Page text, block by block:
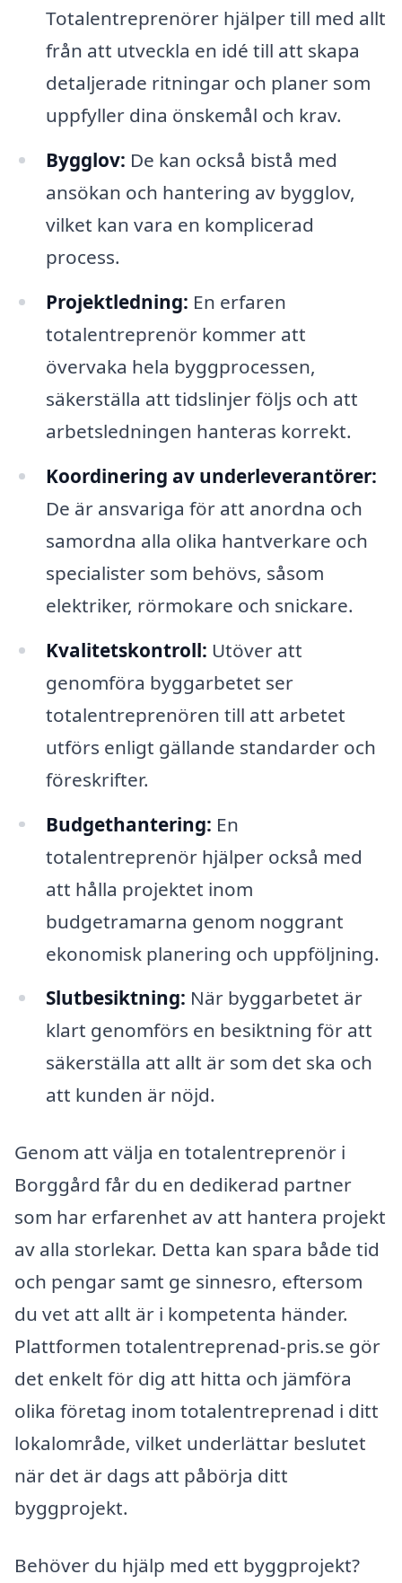
Totalentreprenörer hjälper till med allt
från att utveckla en idé till att skapa
detaljerade ritningar och planer som
uppfyller dina önskemål och krav.
Bygglov: De kan också bistå med
ansökan och hantering av bygglov,
vilket kan vara en komplicerad
process.
Projektledning: En erfaren
totalentreprenör kommer att
övervaka hela byggprocessen,
säkerställa att tidslinjer följs och att
arbetsledningen hanteras korrekt.
Koordinering av underleverantörer:
De är ansvariga för att anordna och
samordna alla olika hantverkare och
specialister som behövs, såsom
elektriker, rörmokare och snickare.
Kvalitetskontroll: Utöver att
genomföra byggarbetet ser
totalentreprenören till att arbetet
utförs enligt gällande standarder och
föreskrifter.
Budgethantering: En
totalentreprenör hjälper också med
att hålla projektet inom
budgetramarna genom noggrant
ekonomisk planering och uppföljning.
Slutbesiktning: När byggarbetet är
klart genomförs en besiktning för att
säkerställa att allt är som det ska och
att kunden är nöjd.
Genom att välja en totalentreprenör i
Borggård får du en dedikerad partner
som har erfarenhet av att hantera projekt
av alla storlekar. Detta kan spara både tid
och pengar samt ge sinnesro, eftersom
du vet att allt är i kompetenta händer.
Plattformen totalentreprenad-pris.se gör
det enkelt för dig att hitta och jämföra
olika företag inom totalentreprenad i ditt
lokalområde, vilket underlättar beslutet
när det är dags att påbörja ditt
byggprojekt.
Behöver du hjälp med ett byggprojekt?